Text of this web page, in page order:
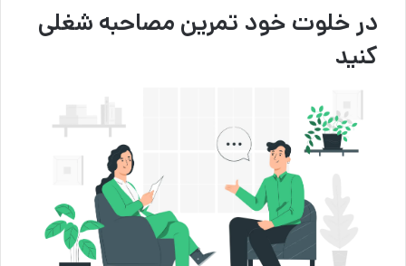
در خلوت خود تمرین مصاحبه شغلی
کنید